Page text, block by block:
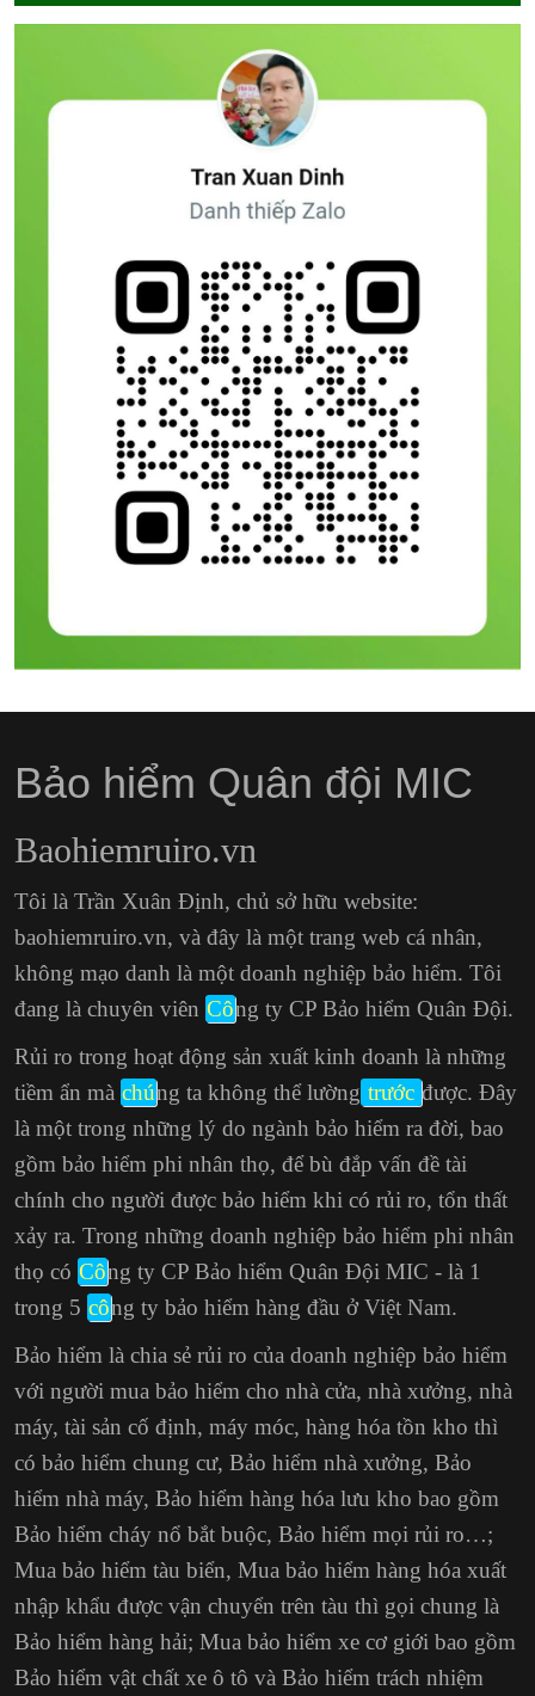
Bảo hiểm Quân đội MIC
Baohiemruiro.vn
Tôi là Trần Xuân Định, chủ sở hữu website:
baohiemruiro.vn, và đây là một trang web cá nhân,
không mạo danh là một doanh nghiệp bảo hiểm. Tôi
đang là chuyên viên Công ty CP Bảo hiểm Quân Đội.
Rủi ro trong hoạt động sản xuất kinh doanh là những
tiềm ẩn mà chúng ta không thể lường trước được. Đây
là một trong những lý do ngành bảo hiểm ra đời, bao
gồm bảo hiểm phi nhân thọ, để bù đắp vấn đề tài
chính cho người được bảo hiểm khi có rủi ro, tổn thất
xảy ra. Trong những doanh nghiệp bảo hiểm phi nhân
thọ có Công ty CP Bảo hiểm Quân Đội MIC - là 1
trong 5 công ty bảo hiểm hàng đầu ở Việt Nam.
Bảo hiểm là chia sẻ rủi ro của doanh nghiệp bảo hiểm
với người mua bảo hiểm cho nhà cửa, nhà xưởng, nhà
máy, tài sản cố định, máy móc, hàng hóa tồn kho thì
có bảo hiểm chung cư, Bảo hiểm nhà xưởng, Bảo
hiểm nhà máy, Bảo hiểm hàng hóa lưu kho bao gồm
Bảo hiểm cháy nổ bắt buộc, Bảo hiểm mọi rủi ro…;
Mua bảo hiểm tàu biển, Mua bảo hiểm hàng hóa xuất
nhập khẩu được vận chuyển trên tàu thì gọi chung là
Bảo hiểm hàng hải; Mua bảo hiểm xe cơ giới bao gồm
Bảo hiểm vật chất xe ô tô và Bảo hiểm trách nhiệm